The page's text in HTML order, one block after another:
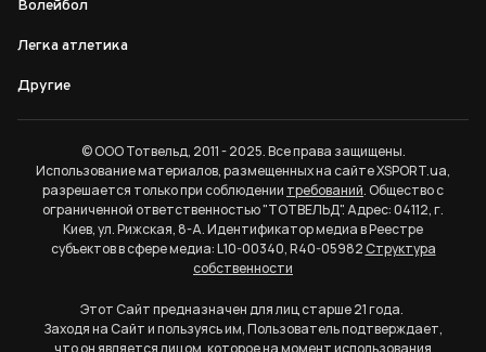
Волейбол
Легка атлетика
Другие
© ООО Тотвельд, 2011 - 2025. Все права защищены.
Использование материалов, размещенных на сайте XSPORT.ua,
разрешается только при соблюдении требований. Общество с
ограниченной ответственностью "ТОТВЕЛЬД". Адрес: 04112, г.
Киев, ул. Рижская, 8-А. Идентификатор медиа в Реестре
субъектов в сфере медиа: L10-00340, R40-05982Структура
собственности
Этот Сайт предназначен для лиц старше 21 года.
Заходя на Сайт и пользуясь им, Пользователь подтверждает,